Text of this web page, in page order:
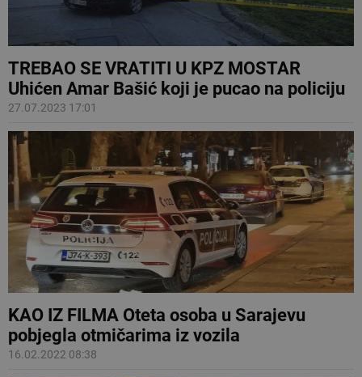
TREBAO SE VRATITI U KPZ MOSTAR
Uhićen Amar Bašić koji je pucao na policiju
27.07.2023 17:01
KAO IZ FILMA Oteta osoba u Sarajevu
pobjegla otmičarima iz vozila
16.02.2022 08:38